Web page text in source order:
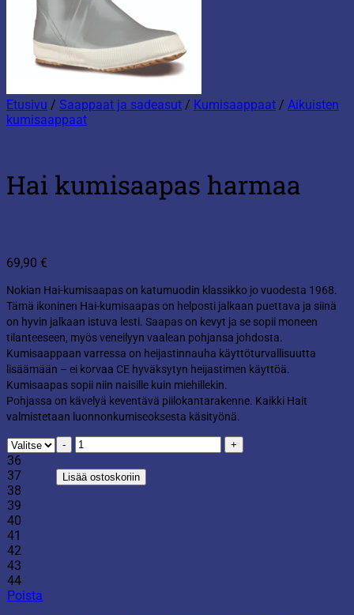
Etusivu / Saappaat ja sadeasut / Kumisaappaat / Aikuisten
kumisaappaat
Hai kumisaapas harmaa
69,90 €
Nokian Hai-kumisaapas on katumuodin klassikko jo vuodesta 1968.
Tämä ikoninen Hai-kumisaapas on helposti jalkaan puettava ja siinä
on hyvin jalkaan istuva lesti. Saapas on kevyt ja se sopii moneen
tilanteeseen, myös veneilyyn vaalean pohjansa johdosta.
Kumisaappaan varressa on heijastinnauha käyttöturvallisuutta
lisäämään – ei korvaa CE hyväksytyn heijastimen käyttöä.
Kumisaapas sopii niin naisille kuin miehillekin.
Pohjassa on kävelyä keventävä piilokantarakenne. Kaikki Hait
valmistetaan luonnonkumiseoksesta käsityönä.
36
37
38
39
40
41
42
43
44
Poista
Hai
kumisaapas
harmaa
määrä
Lisää ostoskoriin